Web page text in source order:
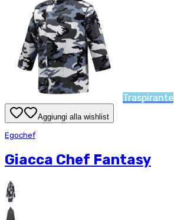
Traspirante
Aggiungi alla wishlist
Egochef
Giacca Chef Fantasy